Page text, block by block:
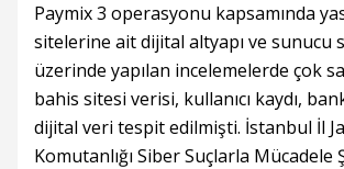
Paymix 3 operasyonu kapsamında
sitelerine ait dijital altyapı ve sunucu
üzerinde yapılan incelemelerde çok
bahis sitesi verisi, kullanıcı kaydı,
dijital veri tespit edilmişti. İstanbul İl
Komutanlığı Siber Suçlarla Mücadele